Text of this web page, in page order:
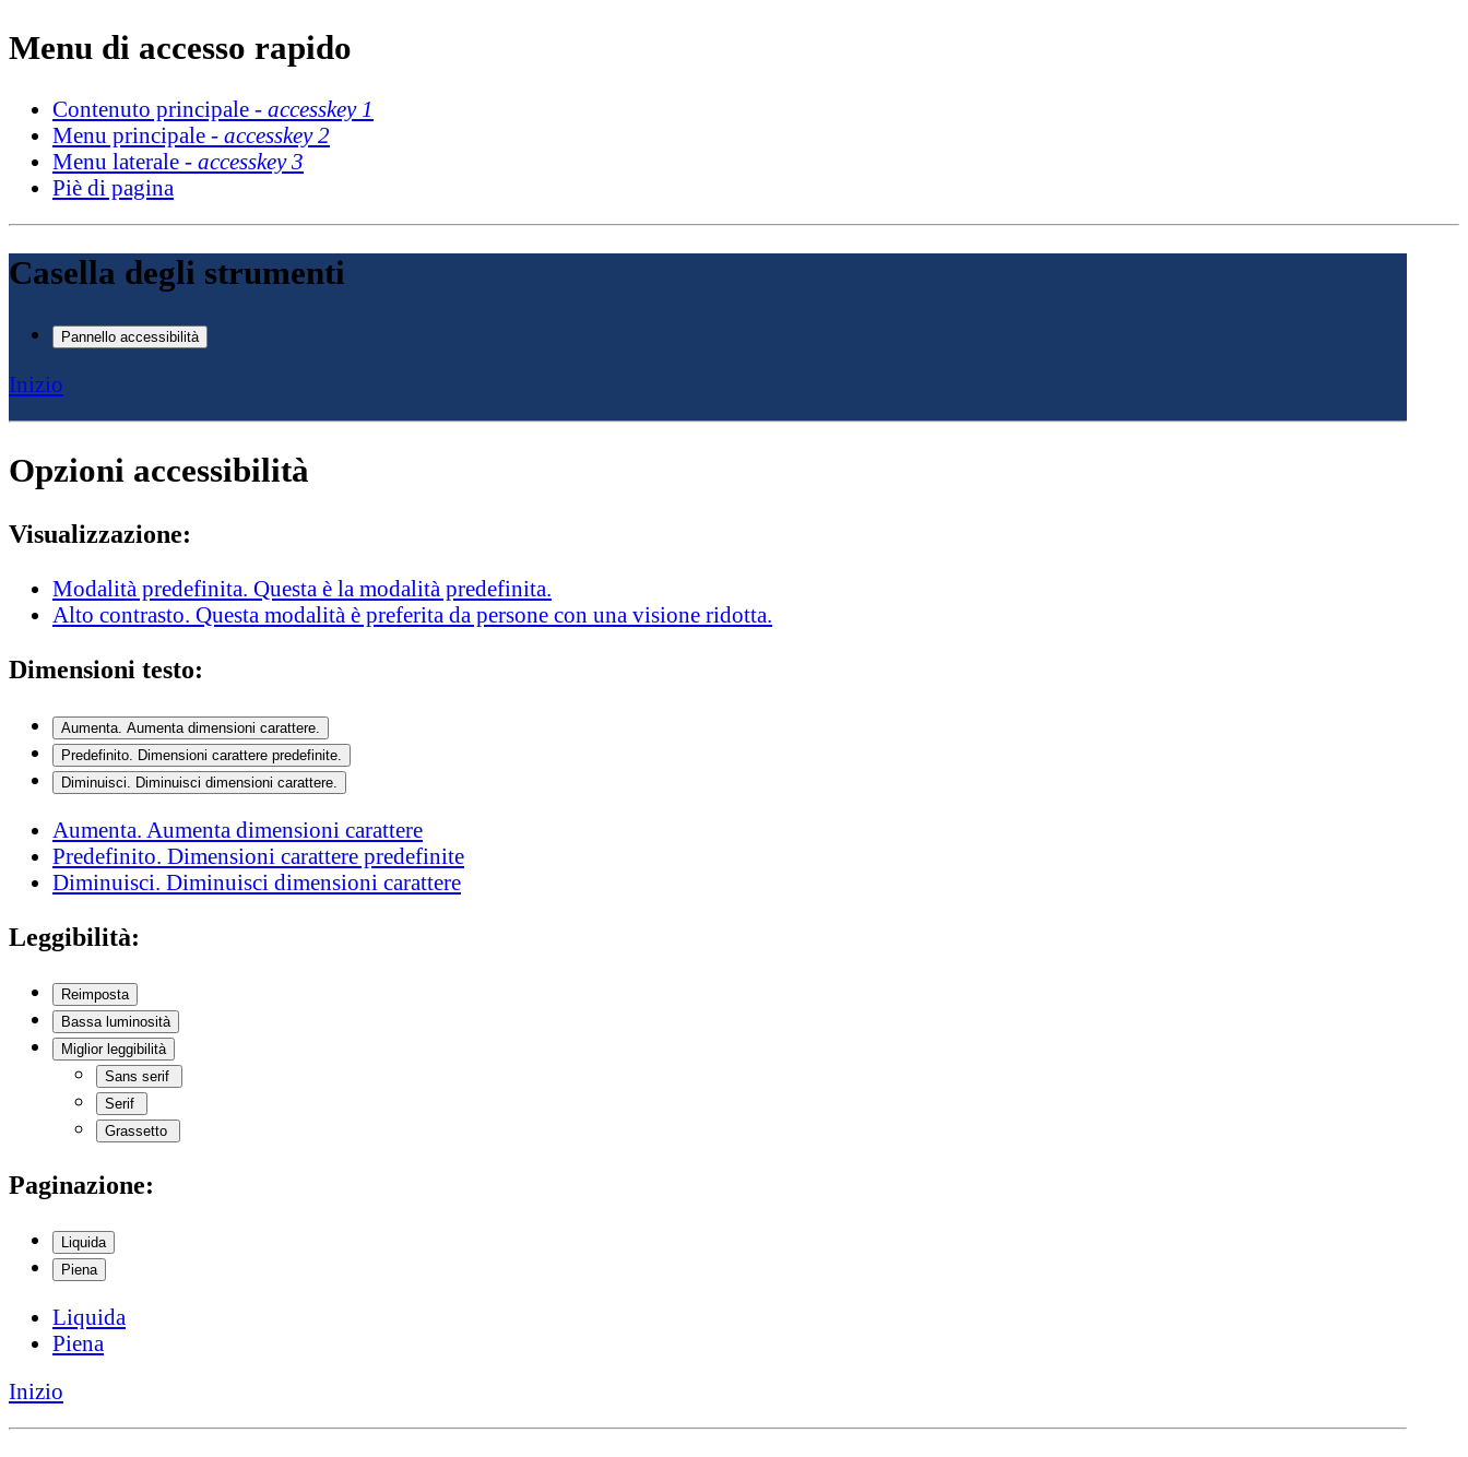
Menu di accesso rapido
Contenuto principale - accesskey 1
Menu principale - accesskey 2
Menu laterale - accesskey 3
Piè di pagina
Casella degli strumenti
Pannello accessibilità
Inizio
Opzioni accessibilità
Visualizzazione:
Modalità predefinita. Questa è la modalità predefinita.
Alto contrasto. Questa modalità è preferita da persone con una visione ridotta.
Dimensioni testo:
Aumenta . Aumenta dimensioni carattere.
Predefinito . Dimensioni carattere predefinite.
Diminuisci . Diminuisci dimensioni carattere.
Aumenta . Aumenta dimensioni carattere
Predefinito . Dimensioni carattere predefinite
Diminuisci . Diminuisci dimensioni carattere
Leggibilità:
Reimposta
Bassa luminosità
Miglior leggibilità
Sans serif
Serif
Grassetto
Paginazione:
Liquida
Piena
Liquida
Piena
Inizio